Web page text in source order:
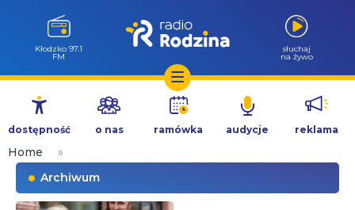
Przejdź
treści
Kłodzko 97.1
FM
słuchaj
na żywo
dostępność o nas ramówka audycje reklama
Home
»
Archiwum